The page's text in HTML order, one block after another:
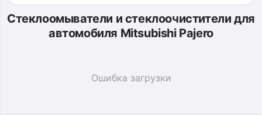
Стеклоомыватели и стеклоочистители для
автомобиля Mitsubishi Pajero
Ошибка загрузки